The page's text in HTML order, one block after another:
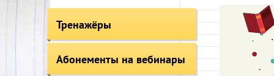
Тренажёры
Абонементы на вебинары